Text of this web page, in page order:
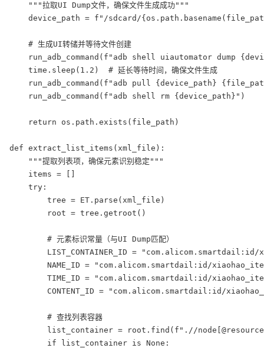
    """拉取UI Dump文件，确保文件生成成功"""
device_path = f"/sdcard/
    # 生成UI转储并等待文件创建
run_adb_command(f"adb shell uiautomator dump
    time.sleep(1.2)  # 延长等待时间，确保文件生成
run_adb_command(f"adb pull {device_path}
    run_adb_command(f"adb shell rm {device_path}")
    return os.path.exists(file_path)
def extract_list_items(xml_file):
    """提取列表项，确保元素识别稳定"""
    items = []
    try:
        tree = ET.parse(xml_file)
        root = tree.getroot()
        # 元素标识常量（与UI Dump匹配）
LIST_CONTAINER_ID = "com.alicom.smartdail:id/
NAME_ID = "com.alicom.smartdail:id/
TIME_ID = "com.alicom.smartdail:id/
CONTENT_ID = "com.alicom.smartdail:id/
        # 查找列表容器
list_container = root.find(f".//
        if list_container is None: